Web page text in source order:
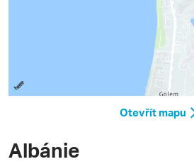
Otevřít mapu
Albánie